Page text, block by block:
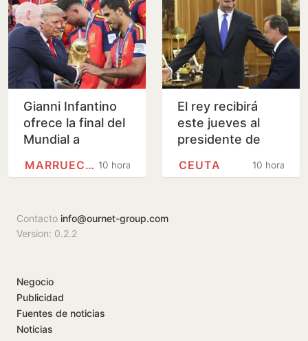
Gianni Infantino
ofrece la final del
Mundial a
cambio de apoyos
10 horas
MARRUECOS
El rey recibirá
este jueves al
presidente de
10 horas
CEUTA
Contacto info@ournet-group.com
Version: 0.2.2
Negocio
Publicidad
Fuentes de noticias
Noticias